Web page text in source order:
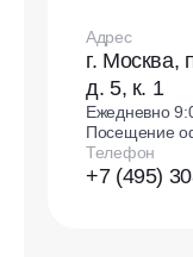
Адрес
г. Москва,
д. 5, к. 1
Ежедневно
Посещение
Телефон
+7 (495)